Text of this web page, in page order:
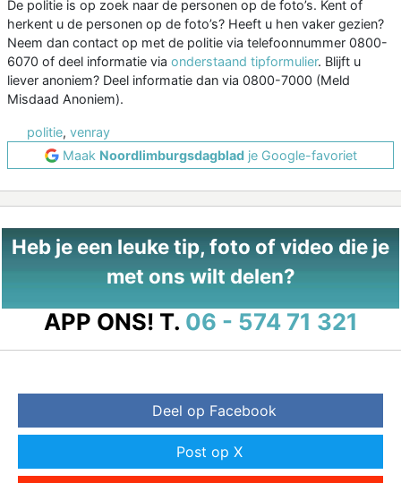
De politie is op zoek naar de personen op de foto’s. Kent of
herkent u de personen op de foto’s? Heeft u hen vaker gezien?
Neem dan contact op met de politie via telefoonnummer 0800-
6070 of deel informatie via onderstaand tipformulier. Blijft u
liever anoniem? Deel informatie dan via 0800-7000 (Meld
Misdaad Anoniem).
politie, venray
Maak Noordlimburgsdagbladje Google-favoriet
Heb je een leuke tip, foto of video die je
met ons wilt delen?
APP ONS! T. 06 - 574 71 321
Deel op Facebook
Post op X